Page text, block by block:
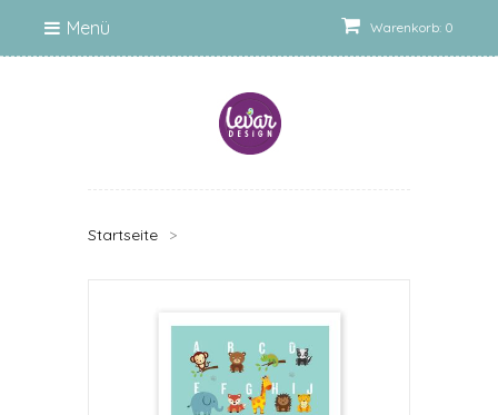
Warenkorb: 0
Menü
Startseite >